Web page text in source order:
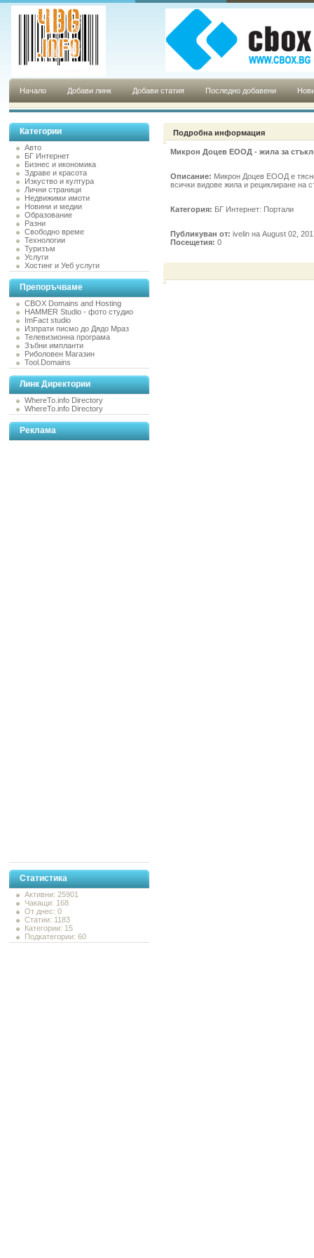
Начало Добави линк Добави статия Последно добавени
Категории
Авто
БГ Интернет
Бизнес и икономика
Здраве и красота
Изкуство и култура
Лични страници
Недвижими имоти
Новини и медии
Образование
Разни
Свободно време
Технологии
Туризъм
Услуги
Хостинг и Уеб услуги
Препоръчваме
CBOX Domains and Hosting
HAMMER Studio - фото студио
ImFact studio
Изпрати писмо до Дядо Мраз
Телевизионна програма
Зъбни импланти
Риболовен Магазин
Tool.Domains
Линк Директории
WhereTo.info Directory
WhereTo.info Directory
Реклама
Статистика
Активни: 25901
Чакащи: 168
От днес: 0
Статии: 1183
Категории: 15
Подкатегории: 60
Подробна информация
Микрон Доцев ЕООД - жила за
Описание: Микрон Доцев ЕООД е
всички видове жила и рециклиране на
Категория: БГ Интернет: Портали
Публикуван от: ivelin на August 02,
Посещетия: 0